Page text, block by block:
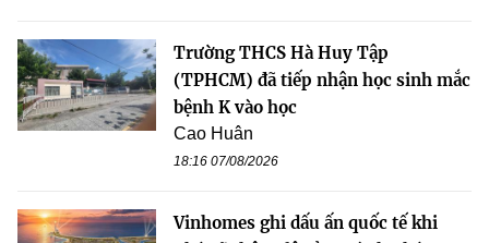
Trường THCS Hà Huy Tập
(TPHCM) đã tiếp nhận học sinh mắc
bệnh K vào học
Cao Huân
18:16 07/08/2026
Vinhomes ghi dấu ấn quốc tế khi